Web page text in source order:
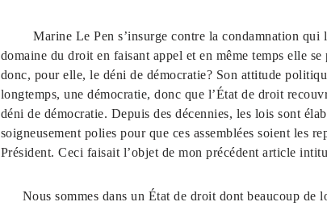
Marine Le Pen s’insurge contre la condamnation qui la
domaine du droit en faisant appel et en même temps elle
donc, pour elle, le déni de démocratie? Son attitude
longtemps, une démocratie, donc que l’État de droit
déni de démocratie. Depuis des décennies, les lois sont
soigneusement polies pour que ces assemblées soient les
Président. Ceci faisait l’objet de mon précédent article
Nous sommes dans un État de droit dont beaucoup de